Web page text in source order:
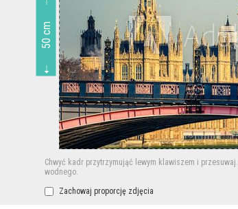
50 cm
Chwyć kadr przytrzymująć lewym klawiszem i przesuwaj.
wodnego.
Zachowaj proporcję zdjęcia